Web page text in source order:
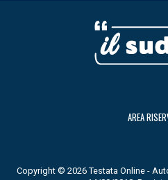
AREA
Copyright © 2026 Testata Online -